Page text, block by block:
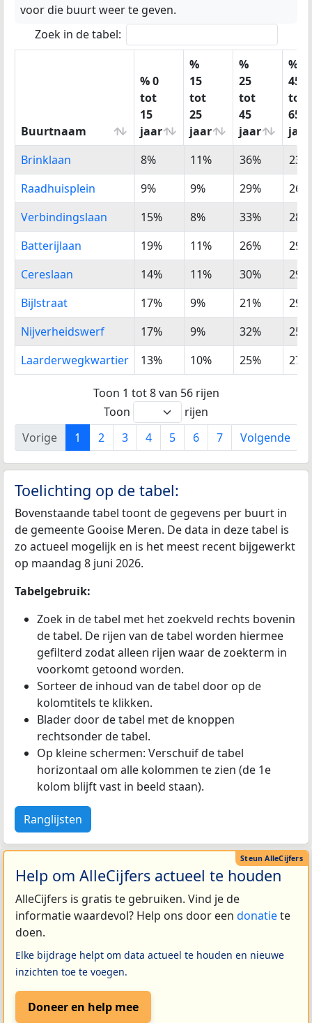
voor die buurt weer te geven.
Zoek in de tabel:
Buurtnaam
% 0
tot
15
jaar
%
15
tot
25
jaar
%
25
tot
45
jaar
%
45
tot
65
jaar
Buurtnaam
% 0
tot
15
jaar
%
15
tot
25
jaar
%
25
tot
45
jaar
%
45
tot
65
jaar
Brinklaan 8% 11% 36%
23%
Raadhuisplein
9% 9% 29%
26%
Verbindingslaan
15% 8% 33%
28%
Batterijlaan
19% 11% 26%
29%
Cereslaan
14% 11% 30%
29%
Bijlstraat
17% 9% 21%
29%
Nijverheidswerf
17% 9% 32%
25%
Laarderwegkwartier
13% 10% 25% 27%
Toon 1 tot 8 van 56 rijen
Toon
rijen
Vorige
1 2 3 4 5 6 7 Volgende
Toelichting op de tabel:
Bovenstaande tabel toont de gegevens per buurt in
de gemeente Gooise Meren. De data in deze tabel is
zo actueel mogelijk en is het meest recent bijgewerkt
op maandag 8 juni 2026.
Tabelgebruik:
Zoek in de tabel met het zoekveld rechts bovenin
de tabel. De rijen van de tabel worden hiermee
gefilterd zodat alleen rijen waar de zoekterm in
voorkomt getoond worden.
Sorteer de inhoud van de tabel door op de
kolomtitels te klikken.
Blader door de tabel met de knoppen
rechtsonder de tabel.
Op kleine schermen: Verschuif de tabel
horizontaal om alle kolommen te zien (de 1e
kolom blijft vast in beeld staan).
Ranglijsten
Help om AlleCijfers actueel te houden
AlleCijfers is gratis te gebruiken. Vind je de
informatie waardevol? Help ons door een donatiete
doen.
Elke bijdrage helpt om data actueel te houden en nieuwe
inzichten toe te voegen.
Doneer en help mee